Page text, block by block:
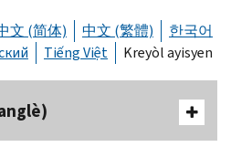
文 (简体) 中文 (繁體)
한국어
Tiếng Việt Kreyòl ayisyen